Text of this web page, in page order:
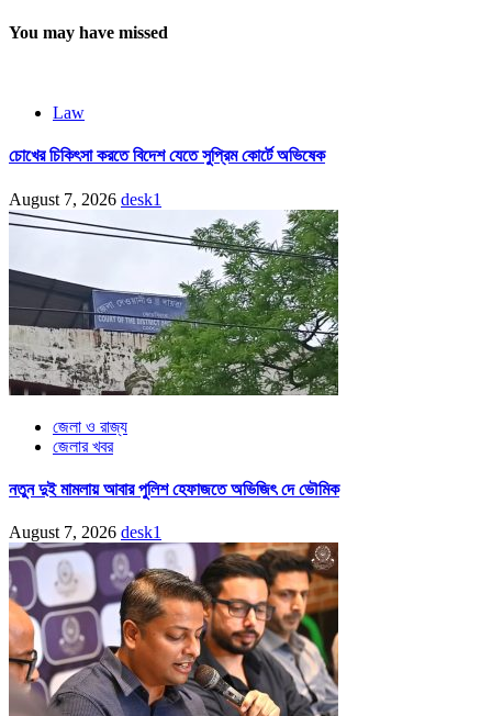
You may have missed
Law
চোখের চিকিৎসা করতে বিদেশ যেতে সুপ্রিম কোর্টে অভিষেক
August 7, 2026 desk1
জেলা ও রাজ্য
জেলার খবর
নতুন দুই মামলায় আবার পুলিশ হেফাজতে অভিজিৎ দে ভৌমিক
August 7, 2026 desk1